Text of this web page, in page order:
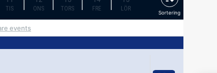
TIS ONS TORS FRE LÖR
Sortering
events